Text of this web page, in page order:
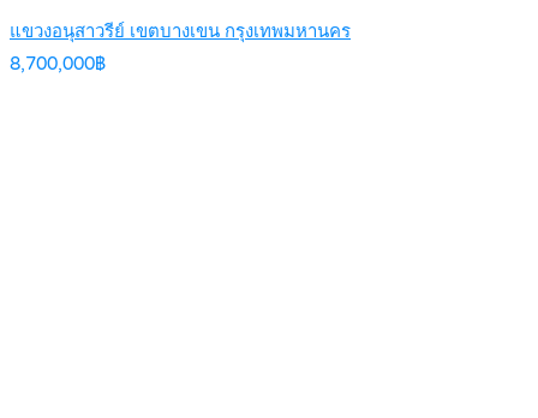
แขวงอนุสาวรีย์ เขตบางเขน กรุงเทพมหานคร
8,700,000฿